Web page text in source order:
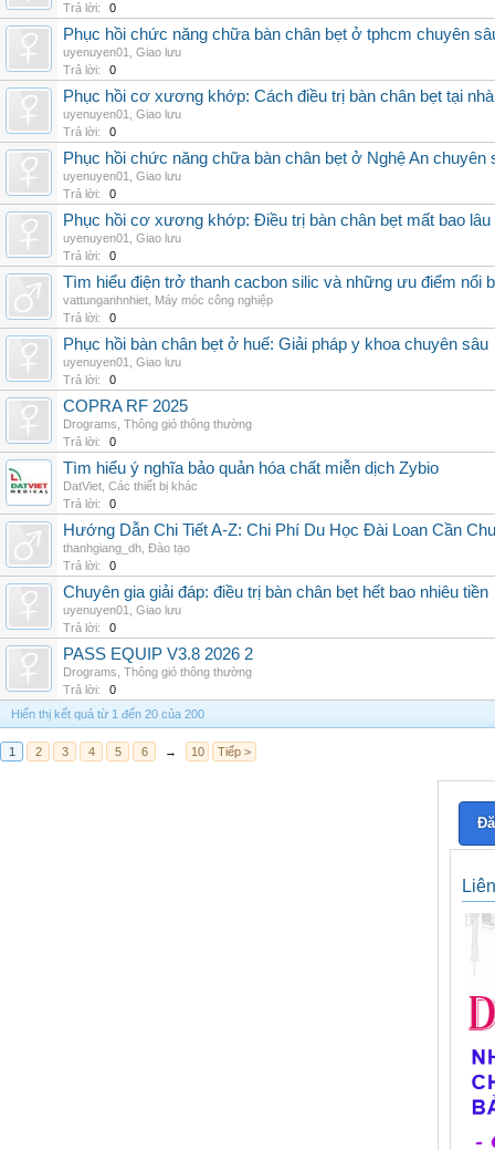
Trả lời:
0
Phục hồi chức năng chữa bàn chân bẹt ở tphcm chuyên
uyenuyen01
Giao lưu
Trả lời:
0
Phục hồi cơ xương khớp: Cách điều trị bàn chân bẹt tại
uyenuyen01
Giao lưu
Trả lời:
0
Phục hồi chức năng chữa bàn chân bẹt ở Nghệ An chuyên
uyenuyen01
Giao lưu
Trả lời:
0
Phục hồi cơ xương khớp: Điều trị bàn chân bẹt mất bao lâu
uyenuyen01
Giao lưu
Trả lời:
0
Tìm hiểu điện trở thanh cacbon silic và những ưu điểm nổi
vattunganhnhiet Máy móc công nghiệp
Trả lời:
0
Phục hồi bàn chân bẹt ở huế: Giải pháp y khoa chuyên sâu
uyenuyen01
Giao lưu
Trả lời:
0
COPRA RF 2025
Drograms Thông gió thông thường
Trả lời:
0
Tìm hiểu ý nghĩa bảo quản hóa chất miễn dịch Zybio
DatViet Các thiết bị khác
Trả lời:
0
Hướng Dẫn Chi Tiết A-Z: Chi Phí Du Học Đài Loan Cần
thanhgiang_dh Đào tạo
Trả lời:
0
Chuyên gia giải đáp: điều trị bàn chân bẹt hết bao nhiêu tiền
uyenuyen01
Giao lưu
Trả lời:
0
PASS EQUIP V3.8 2026 2
Drograms Thông gió thông thường
Trả lời:
0
Hiển thị kết quả từ 1 đến 20 của 200
1 2 3 4 5 6 → 10 Tiếp >